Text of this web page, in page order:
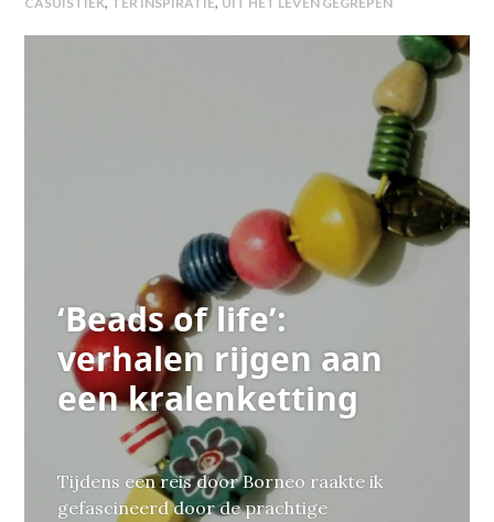
‘Beads of life’:
verhalen rijgen aan
een kralenketting
Tijdens een reis door Borneo raakte ik
gefascineerd door de prachtige